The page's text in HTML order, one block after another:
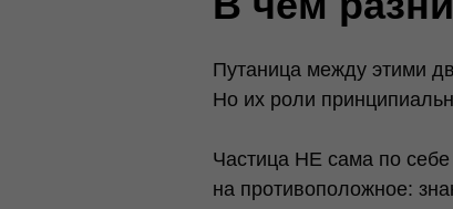
Путаница между этими
Но их роли
Частица НЕ сама по
на противоположное: